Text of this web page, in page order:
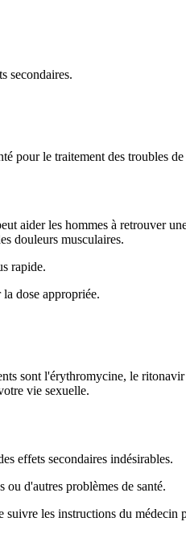
secondaires.
pour le traitement des troubles
aider les hommes à retrouver
douleurs musculaires.
rapide.
dose appropriée.
sont l'érythromycine, le
vie sexuelle.
effets secondaires indésirables.
d'autres problèmes de santé.
les instructions du